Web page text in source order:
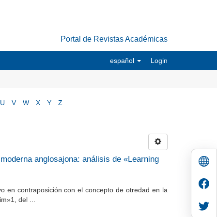
Portal de Revistas Académicas
español Login
U V W X Y Z
anglosajona: análisis de «Learning
en contraposición con el concepto de otredad en la
del ...